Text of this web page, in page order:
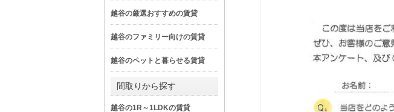
越谷の厳選おすすめの賃貸
越谷のファミリー向けの賃貸
越谷のペットと暮らせる賃貸
間取りから探す
越谷の1R～1LDKの賃貸